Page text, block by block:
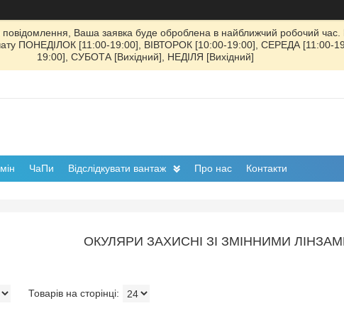
Ваша заявка буде оброблена в найближчий робочий час.
ПОНЕДІЛОК [11:00-19:00], ВІВТОРОК [10:00-19:00], СЕРЕДА
19:00], СУБОТА [Вихідний], НЕДІЛЯ [Вихідний]
ЧаПи Відслідкувати вантаж Про нас Контакти
ОКУЛЯРИ ЗАХИСНІ ЗІ ЗМІННИМИ